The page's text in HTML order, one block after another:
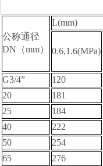
公称通径
DN（mm）
L(mm)
0.6,1.6(MPa)
G3/4” 120
20
181
25
184
40
222
50
254
65
276